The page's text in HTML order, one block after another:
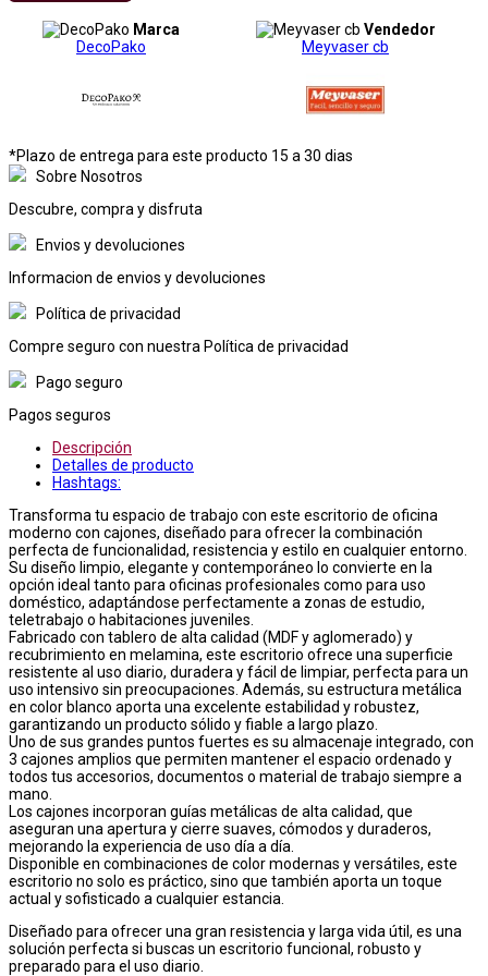
Marca
DecoPako
Vendedor
Meyvaser cb
*Plazo de entrega para este producto 15 a 30 dias
Sobre Nosotros
Descubre, compra y disfruta
Envios y devoluciones
Informacion de envios y devoluciones
Política de privacidad
Compre seguro con nuestra Política de privacidad
Pago seguro
Pagos seguros
Descripción
Detalles de producto
Hashtags:
Transforma tu espacio de trabajo con este escritorio de oficina
moderno con cajones, diseñado para ofrecer la combinación
perfecta de funcionalidad, resistencia y estilo en cualquier entorno.
Su diseño limpio, elegante y contemporáneo lo convierte en la
opción ideal tanto para oficinas profesionales como para uso
doméstico, adaptándose perfectamente a zonas de estudio,
teletrabajo o habitaciones juveniles.
Fabricado con tablero de alta calidad (MDF y aglomerado) y
recubrimiento en melamina, este escritorio ofrece una superficie
resistente al uso diario, duradera y fácil de limpiar, perfecta para un
uso intensivo sin preocupaciones. Además, su estructura metálica
en color blanco aporta una excelente estabilidad y robustez,
garantizando un producto sólido y fiable a largo plazo.
Uno de sus grandes puntos fuertes es su almacenaje integrado, con
3 cajones amplios que permiten mantener el espacio ordenado y
todos tus accesorios, documentos o material de trabajo siempre a
mano.
Los cajones incorporan guías metálicas de alta calidad, que
aseguran una apertura y cierre suaves, cómodos y duraderos,
mejorando la experiencia de uso día a día.
Disponible en combinaciones de color modernas y versátiles, este
escritorio no solo es práctico, sino que también aporta un toque
actual y sofisticado a cualquier estancia.
Diseñado para ofrecer una gran resistencia y larga vida útil, es una
solución perfecta si buscas un escritorio funcional, robusto y
preparado para el uso diario.